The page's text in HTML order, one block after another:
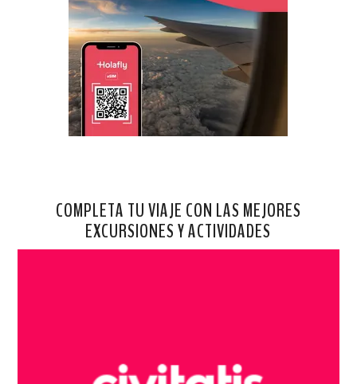
COMPLETA TU VIAJE CON LAS MEJORES
EXCURSIONES Y ACTIVIDADES